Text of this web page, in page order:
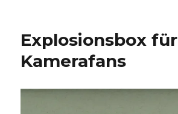
Explosionsbox für
Kamerafans